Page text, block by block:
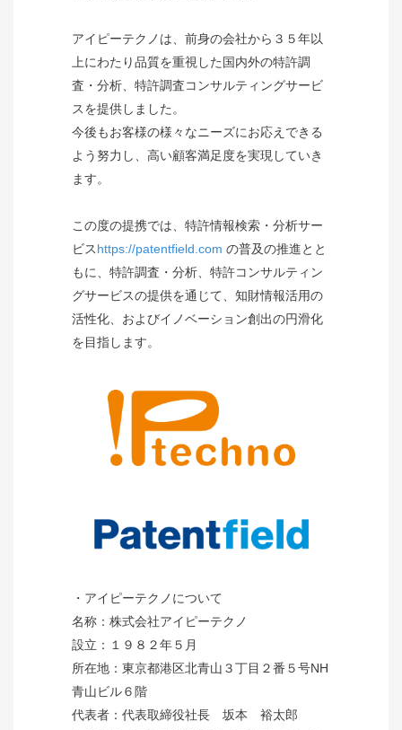
アイピーテクノは、前身の会社から３５年以
上にわたり品質を重視した国内外の特許調
査・分析、特許調査コンサルティングサービ
スを提供しました。
今後もお客様の様々なニーズにお応えできる
よう努力し、高い顧客満足度を実現していき
ます。
この度の提携では、特許情報検索・分析サー
ビスhttps://patentfield.com の普及の推進とと
もに、特許調査・分析、特許コンサルティン
グサービスの提供を通じて、知財情報活用の
活性化、およびイノベーション創出の円滑化
を目指します。
・アイピーテクノについて
名称：株式会社アイピーテクノ
設立：１９８２年５月
所在地：東京都港区北青山３丁目２番５号NH
青山ビル６階
代表者：代表取締役社長 坂本 裕太郎